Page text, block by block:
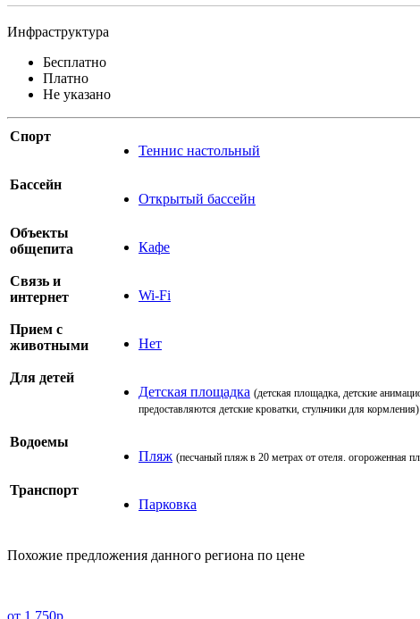
Инфраструктура
Бесплатно
Платно
Не указано
Спорт
Теннис настольный
Бассейн
Открытый бассейн
Объекты
общепита
Кафе
Cвязь и
интернет
Wi-Fi
Прием с
животными
Нет
Для детей
Детская площадка (детская площадка, детские
предоставляются детские кроватки, стульчики для кормления)
Водоемы
Пляж (песчаный пляж в 20 метрах от отеля. огороженная
Транспорт
Парковка
Похожие предложения данного региона по цене
от 1 750р.